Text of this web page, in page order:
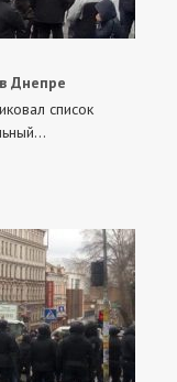
Днепре
список